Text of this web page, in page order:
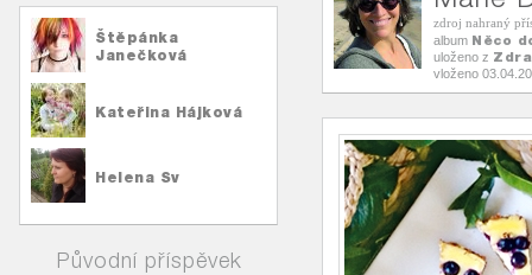
Štěpánka
Janečková
Kateřina Hájková
Helena Sv
Původní příspěvek
zdroj nahraný
album Něco
uloženo z
vloženo